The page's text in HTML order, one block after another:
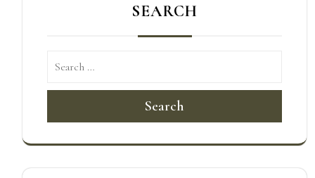
SEARCH
Search